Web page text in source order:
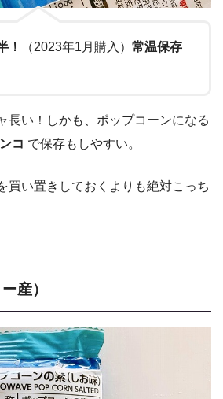
！ （2023年1月購入） 常温保存
長い！しかも、ポップコーンになる
コ で保存もしやすい。
買い置きしておくよりも絶対こっち
産）